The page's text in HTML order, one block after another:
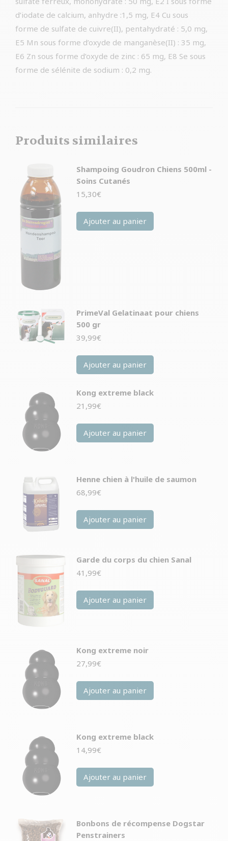
d’iodate de calcium, anhydre :1,5 mg, E4 Cu sous
forme de sulfate de cuivre(II), pentahydraté : 5,0 mg,
E5 Mn sous forme d’oxyde de manganèse(II) : 35 mg,
E6 Zn sous forme d’oxyde de zinc : 65 mg, E8 Se sous
forme de sélénite de sodium : 0,2 mg.
Produits similaires
Shampoing Goudron Chiens 500ml -
Soins Cutanés
15,30€
Ajouter au panier
PrimeVal Gelatinaat pour chiens
500 gr
39,99€
Ajouter au panier
Kong extreme black
21,99€
Ajouter au panier
Henne chien à l'huile de saumon
68,99€
Ajouter au panier
Garde du corps du chien Sanal
41,99€
Ajouter au panier
Kong extreme noir
27,99€
Ajouter au panier
Kong extreme black
14,99€
Ajouter au panier
Bonbons de récompense Dogstar
Penstrainers